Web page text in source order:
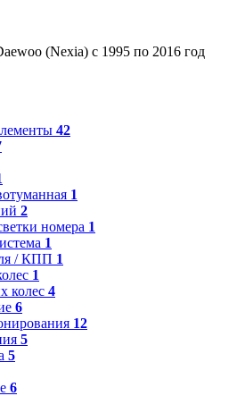
(Nexia) с 1995 по 2016 год
42
1
2
номера 1
1
/ КПП 1
1
колес 4
6
12
5
5
6